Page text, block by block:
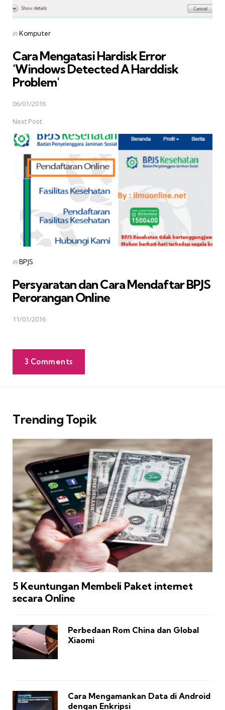
Posted
inKomputer
Cara Mengatasi Hardisk Error
'Windows Detected A Harddisk
Problem'
06/01/2016
Next Post
Posted
inBPJS
Persyaratan dan Cara Mendaftar BPJS
Perorangan Online
11/01/2016
3 Comments
Trending Topik
5 Keuntungan Membeli Paket internet
secara Online
Perbedaan Rom China dan Global
Xiaomi
Cara Mengamankan Data di Android
dengan Enkripsi